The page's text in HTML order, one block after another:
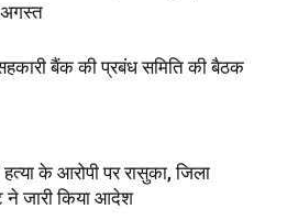
अगस्त
सहकारी बैंक की प्रबंध समिति की बैठक
हत्या के आरोपी पर रासुका, जिला
ने जारी किया आदेश